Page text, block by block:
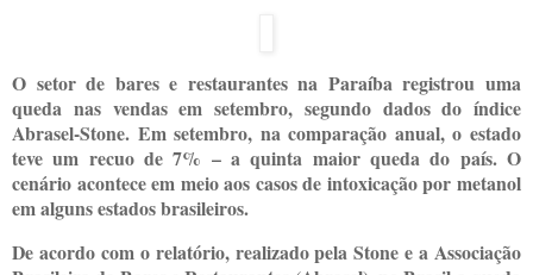
O setor de bares e restaurantes na Paraíba registrou uma
queda nas vendas em setembro, segundo dados do índice
Abrasel-Stone. Em setembro, na comparação anual, o estado
teve um recuo de 7% – a quinta maior queda do país. O
cenário acontece em meio aos casos de intoxicação por metanol
em alguns estados brasileiros.
De acordo com o relatório, realizado pela Stone e a Associação